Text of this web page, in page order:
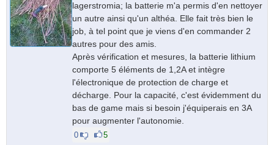
lagerstromia; la batterie m'a permis d'en nettoyer
un autre ainsi qu'un althéa. Elle fait très bien le
job, à tel point que je viens d'en commander 2
autres pour des amis.
Après vérification et mesures, la batterie lithium
comporte 5 éléments de 1,2A et intègre
l'électronique de protection de charge et
décharge. Pour la capacité, c'est évidemment du
bas de game mais si besoin j'équiperais en 3A
pour augmenter l'autonomie.
0 5